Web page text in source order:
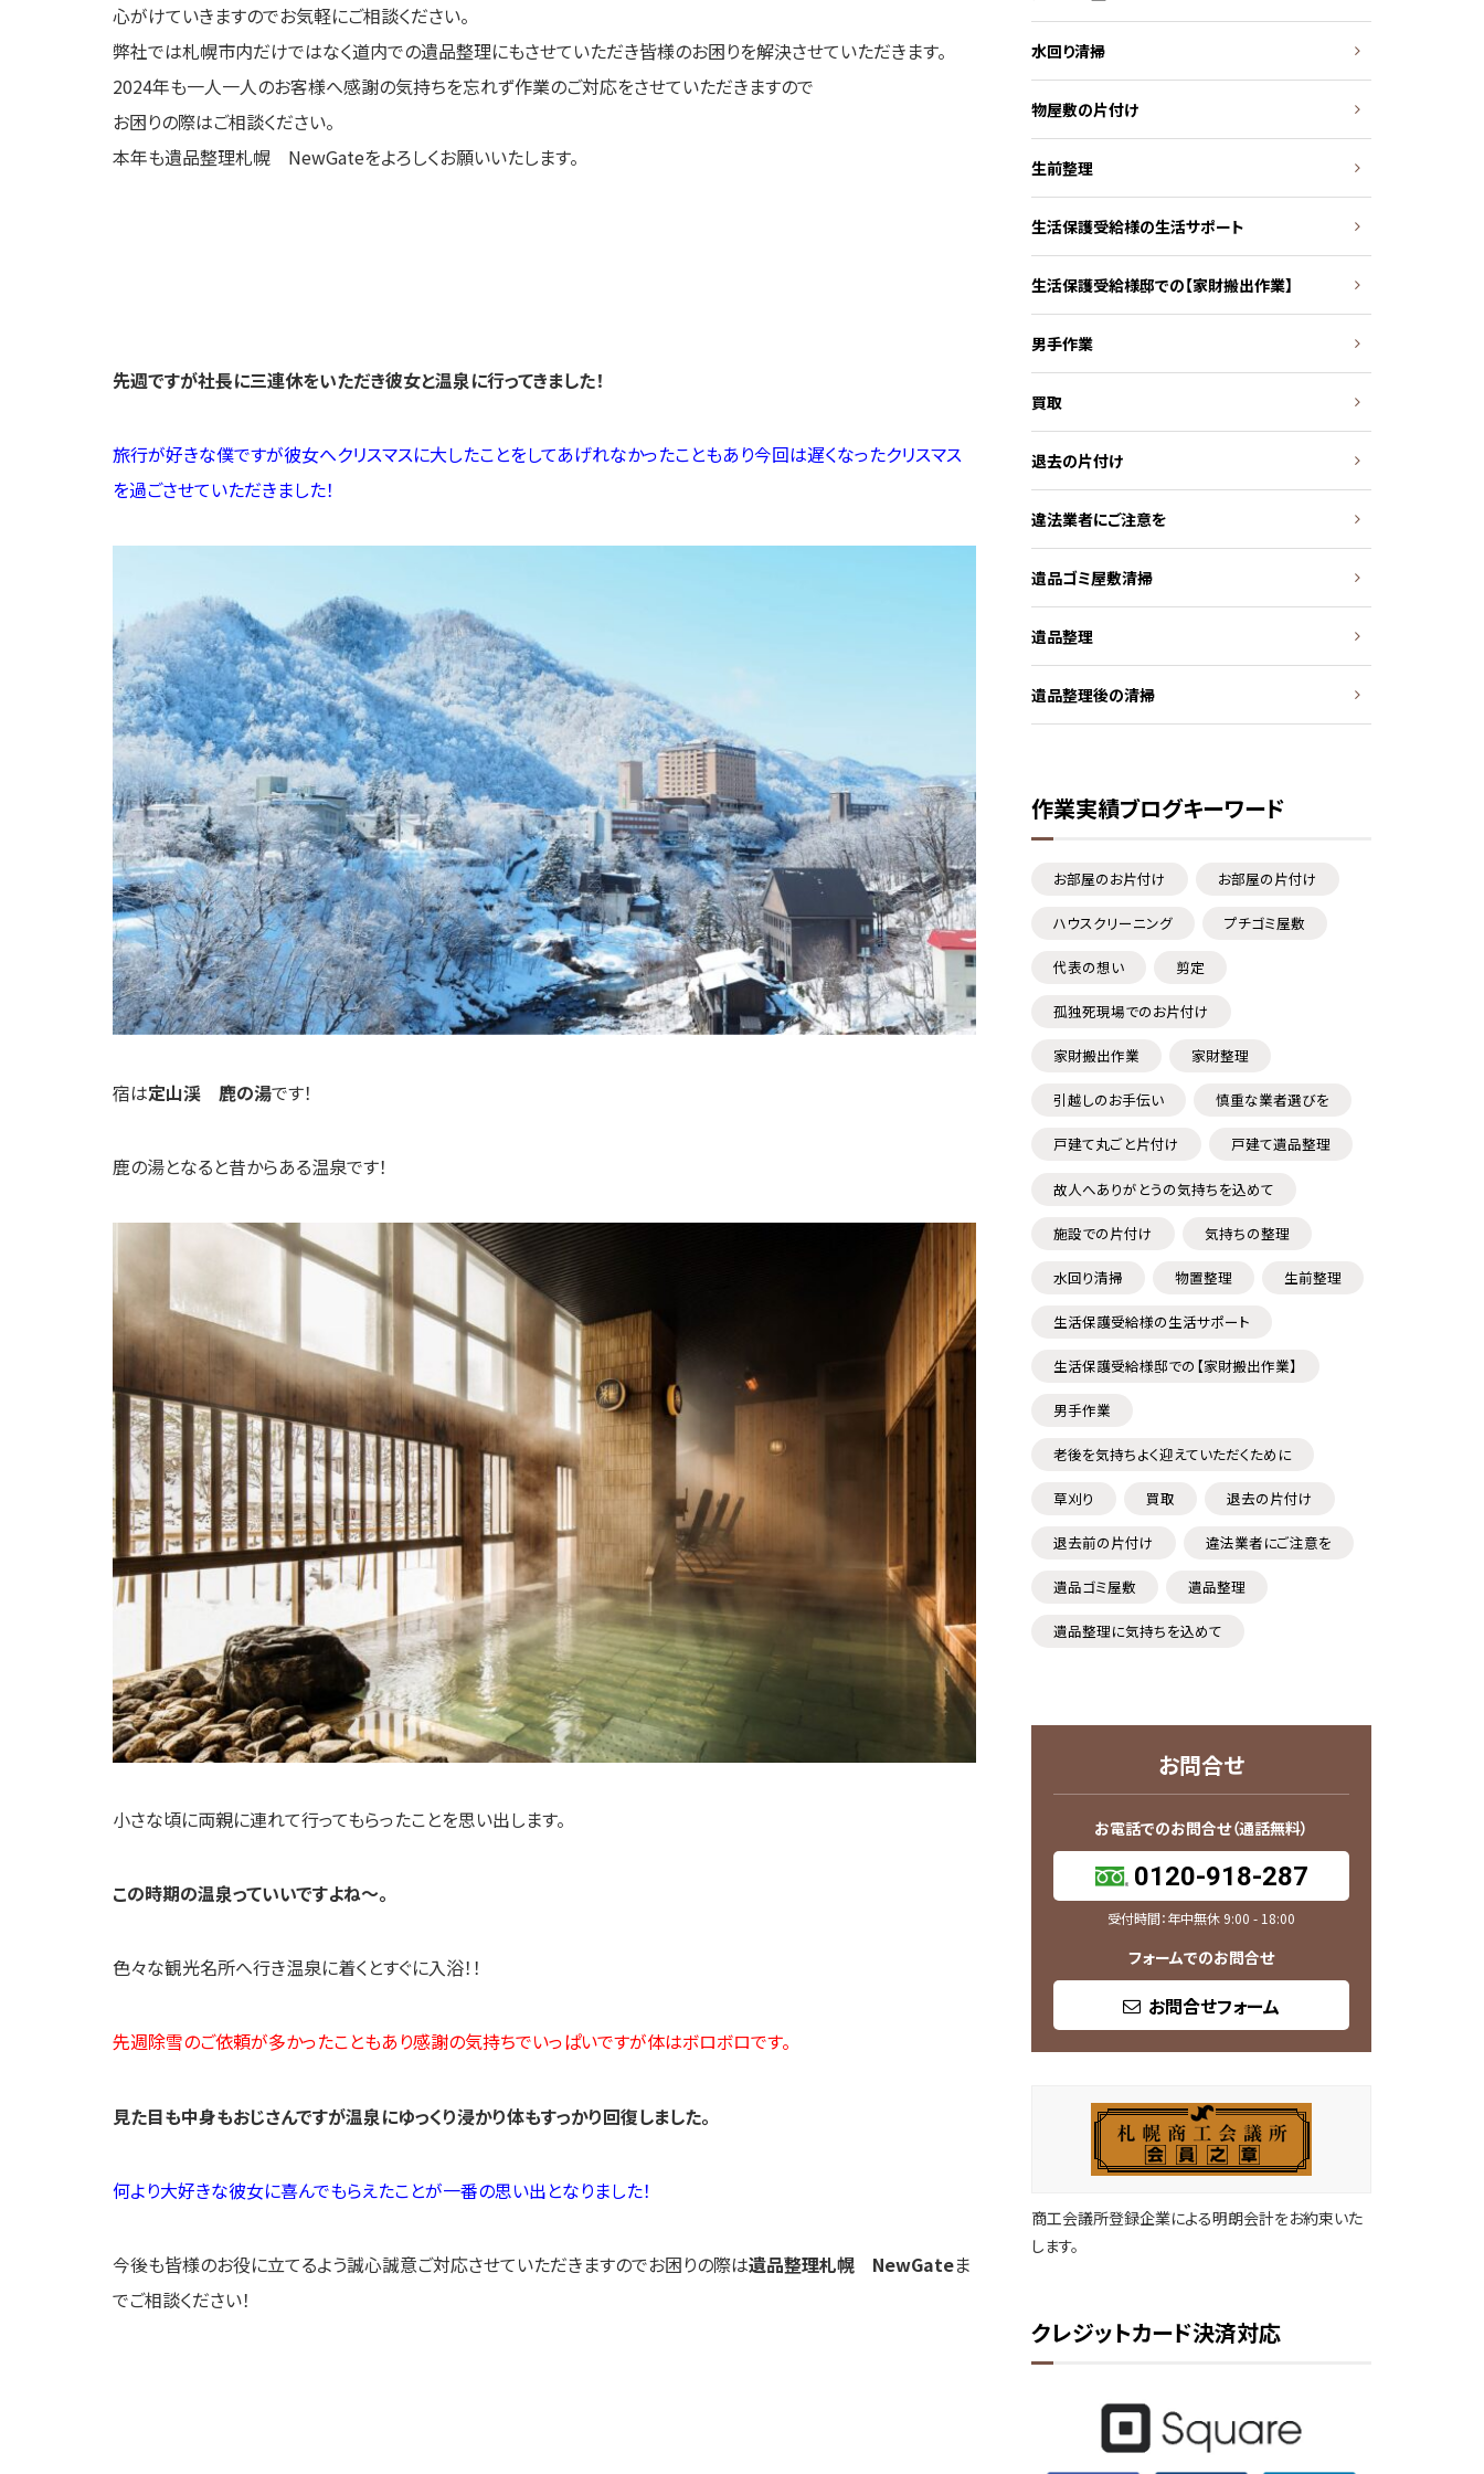
心がけていきますのでお気軽にご相談ください。
弊社では札幌市内だけではなく道内での遺品整理にもさせていただき皆様のお困りを解決させていただきます。
2024年も一人一人のお客様へ感謝の気持ちを忘れず作業のご対応をさせていただきますので
お困りの際はご相談ください。
本年も遺品整理札幌 NewGateをよろしくお願いいたします。
先週ですが社長に三連休をいただき彼女と温泉に行ってきました！
旅行が好きな僕ですが彼女へクリスマスに大したことをしてあげれなかったこともあり今回は遅くなったクリスマス
を過ごさせていただきました！
宿は定山渓 鹿の湯です！
鹿の湯となると昔からある温泉です！
小さな頃に両親に連れて行ってもらったことを思い出します。
この時期の温泉っていいですよね～。
色々な観光名所へ行き温泉に着くとすぐに入浴！！
先週除雪のご依頼が多かったこともあり感謝の気持ちでいっぱいですが体はボロボロです。
見た目も中身もおじさんですが温泉にゆっくり浸かり体もすっかり回復しました。
何より大好きな彼女に喜んでもらえたことが一番の思い出となりました！
今後も皆様のお役に立てるよう誠心誠意ご対応させていただきますのでお困りの際は遺品整理札幌 NewGateま
でご相談ください！
水回り清掃
物屋敷の片付け
生前整理
生活保護受給様の生活サポート
生活保護受給様邸での【家財搬出作業】
男手作業
買取
退去の片付け
違法業者にご注意を
遺品ゴミ屋敷清掃
遺品整理
遺品整理後の清掃
作業実績ブログキーワード
お部屋のお片付け お部屋の片付け
ハウスクリーニング プチゴミ屋敷
代表の想い 剪定
孤独死現場でのお片付け
家財搬出作業 家財整理
引越しのお手伝い 慎重な業者選びを
戸建て丸ごと片付け 戸建て遺品整理
故人へありがとうの気持ちを込めて
施設での片付け 気持ちの整理
水回り清掃 物置整理 生前整理
生活保護受給様の生活サポート
生活保護受給様邸での【家財搬出作業】
男手作業
老後を気持ちよく迎えていただくために
草刈り 買取 退去の片付け
退去前の片付け 違法業者にご注意を
遺品ゴミ屋敷 遺品整理
遺品整理に気持ちを込めて
お問合せ
お電話でのお問合せ（通話無料）
0120-918-287
受付時間：年中無休 9:00 - 18:00
フォームでのお問合せ
お問合せフォーム
商工会議所登録企業による明朗会計をお約束いた
します。
クレジットカード決済対応